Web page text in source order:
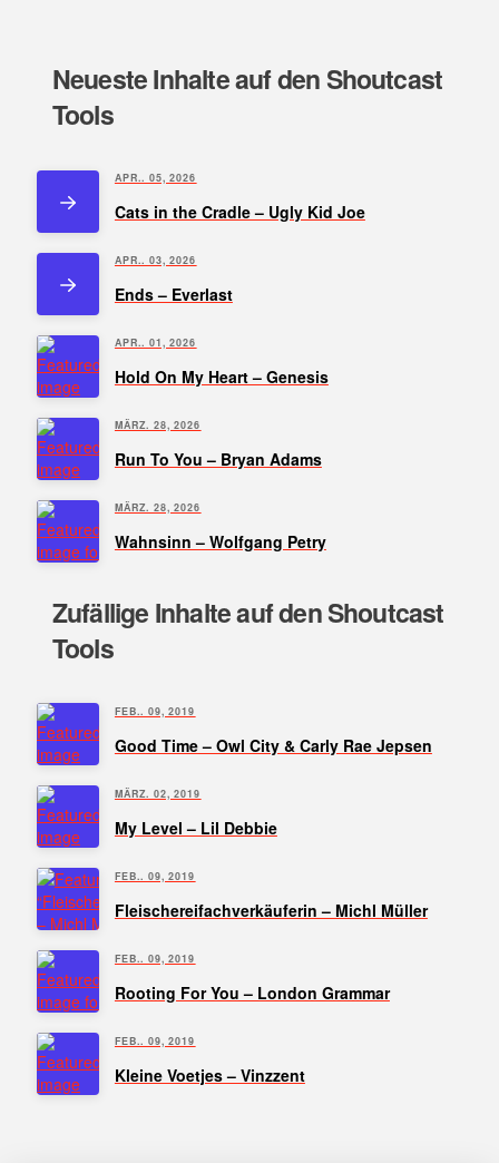
Neueste Inhalte auf den Shoutcast
Tools
APR.. 05, 2026
Cats in the Cradle – Ugly Kid Joe
APR.. 03, 2026
Ends – Everlast
APR.. 01, 2026
Hold On My Heart – Genesis
MÄRZ. 28, 2026
Run To You – Bryan Adams
MÄRZ. 28, 2026
Wahnsinn – Wolfgang Petry
Zufällige Inhalte auf den Shoutcast
Tools
FEB.. 09, 2019
Good Time – Owl City & Carly Rae Jepsen
MÄRZ. 02, 2019
My Level – Lil Debbie
FEB.. 09, 2019
Fleischereifachverkäuferin – Michl Müller
FEB.. 09, 2019
Rooting For You – London Grammar
FEB.. 09, 2019
Kleine Voetjes – Vinzzent